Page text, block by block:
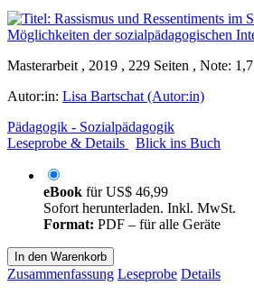
Masterarbeit , 2019 , 229 Seiten , Note: 1,7
Autor:in: Lisa Bartschat (Autor:in)
Pädagogik - Sozialpädagogik
Leseprobe & Details
Blick ins Buch
eBook fürUS$ 46,99
Sofort herunterladen. Inkl. MwSt.
Format: PDF – für alle Geräte
In den Warenkorb
Zusammenfassung Leseprobe Details